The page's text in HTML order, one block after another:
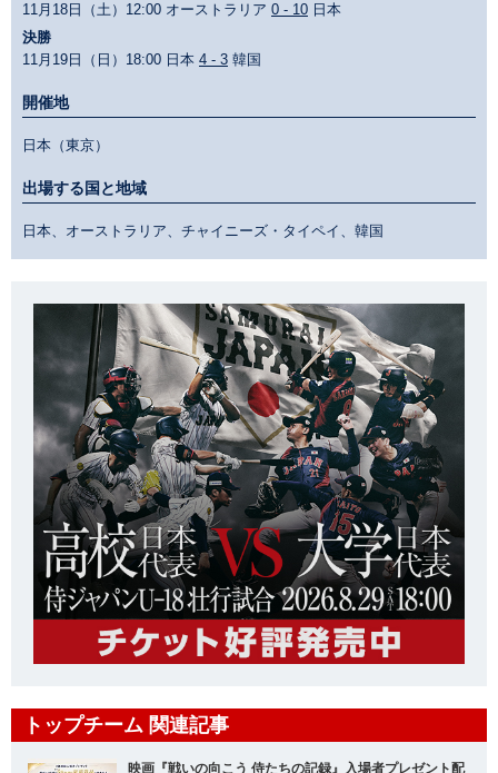
11月18日（土）12:00 オーストラリア 0 - 10 日本
決勝
11月19日（日）18:00 日本 4 - 3 韓国
開催地
日本（東京）
出場する国と地域
日本、オーストラリア、チャイニーズ・タイペイ、韓国
トップチーム 関連記事
映画『戦いの向こう 侍たちの記録』入場者プレゼント配